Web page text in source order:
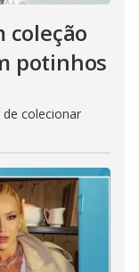
coleção
potinhos
colecionar